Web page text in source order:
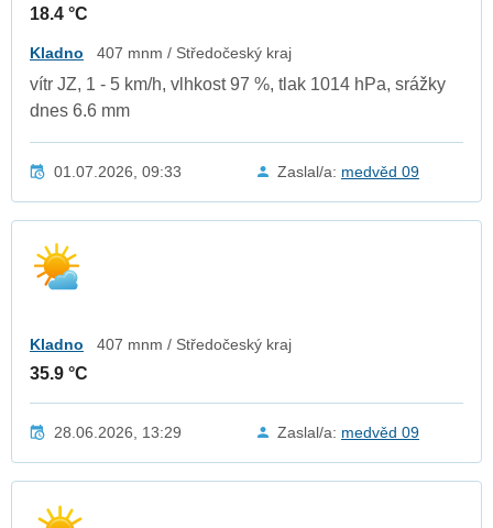
18.4 °C
Kladno 407 mnm / Středočeský kraj
vítr JZ, 1 - 5 km/h, vlhkost 97 %, tlak 1014 hPa, srážky
dnes 6.6 mm
01.07.2026, 09:33 Zaslal/a: medvěd 09
Kladno 407 mnm / Středočeský kraj
35.9 °C
28.06.2026, 13:29 Zaslal/a: medvěd 09